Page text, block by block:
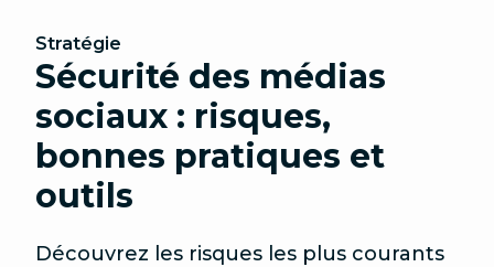
Stratégie
Sécurité des médias
sociaux : risques,
bonnes pratiques et
outils
Découvrez les risques les plus courants